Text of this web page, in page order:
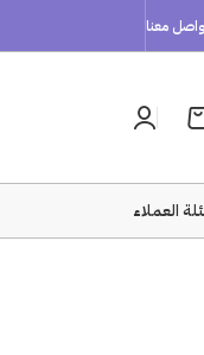
معنا
العملاء